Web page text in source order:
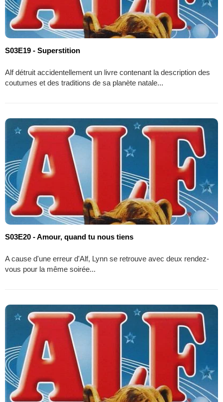
S03E19 - Superstition
Alf détruit accidentellement un livre contenant la description des
coutumes et des traditions de sa planète natale...
S03E20 - Amour, quand tu nous tiens
A cause d'une erreur d'Alf, Lynn se retrouve avec deux rendez-
vous pour la même soirée...